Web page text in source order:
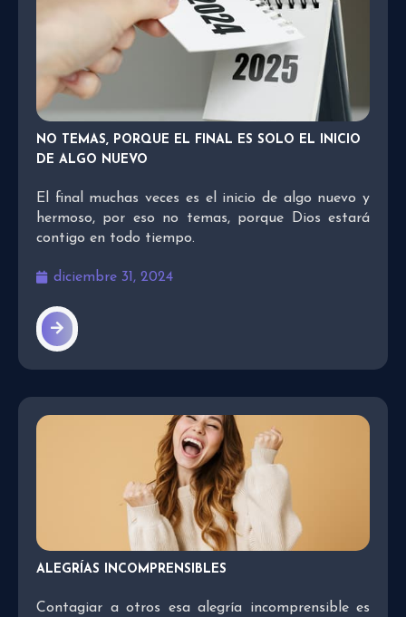
NO TEMAS, PORQUE EL FINAL ES SOLO EL INICIO
DE ALGO NUEVO
El final muchas veces es el inicio de algo nuevo y
hermoso, por eso no temas, porque Dios estará
contigo en todo tiempo.
diciembre 31, 2024
ALEGRÍAS INCOMPRENSIBLES
Contagiar a otros esa alegría incomprensible es